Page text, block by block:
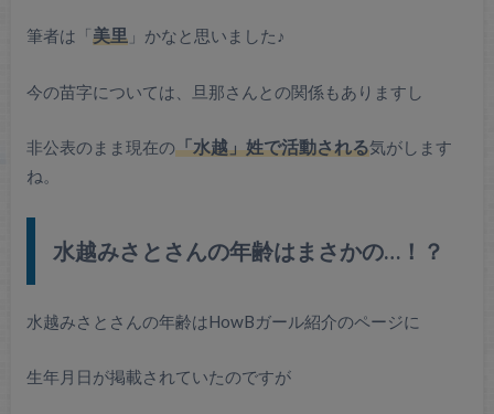
筆者は「美里」かなと思いました♪
今の苗字については、旦那さんとの関係もありますし
非公表のまま現在の「水越」姓で活動される気がします
ね。
水越みさとさんの年齢はまさかの…！？
水越みさとさんの年齢はHowBガール紹介のページに
生年月日が掲載されていたのですが